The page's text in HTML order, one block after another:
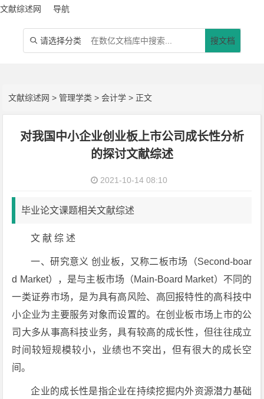
文献综述网 导航
 请选择分类 搜文档
文献综述网 >管理学类 >会计学 > 正文
对我国中小企业创业板上市公司成长性分析
的探讨文献综述
2021-10-14 08:10
毕业论文课题相关文献综述
文 献 综 述
一、研究意义 创业板，又称二板市场（Second-boar
d Market），是与主板市场（Main-Board Market）不同的
一类证券市场，是为具有高风险、高回报特性的高科技中
小企业为主要服务对象而设置的。在创业板市场上市的公
司大多从事高科技业务，具有较高的成长性，但往往成立
时间较短规模较小，业绩也不突出，但有很大的成长空
间。
企业的成长性是指企业在持续挖掘内外资源潜力基础